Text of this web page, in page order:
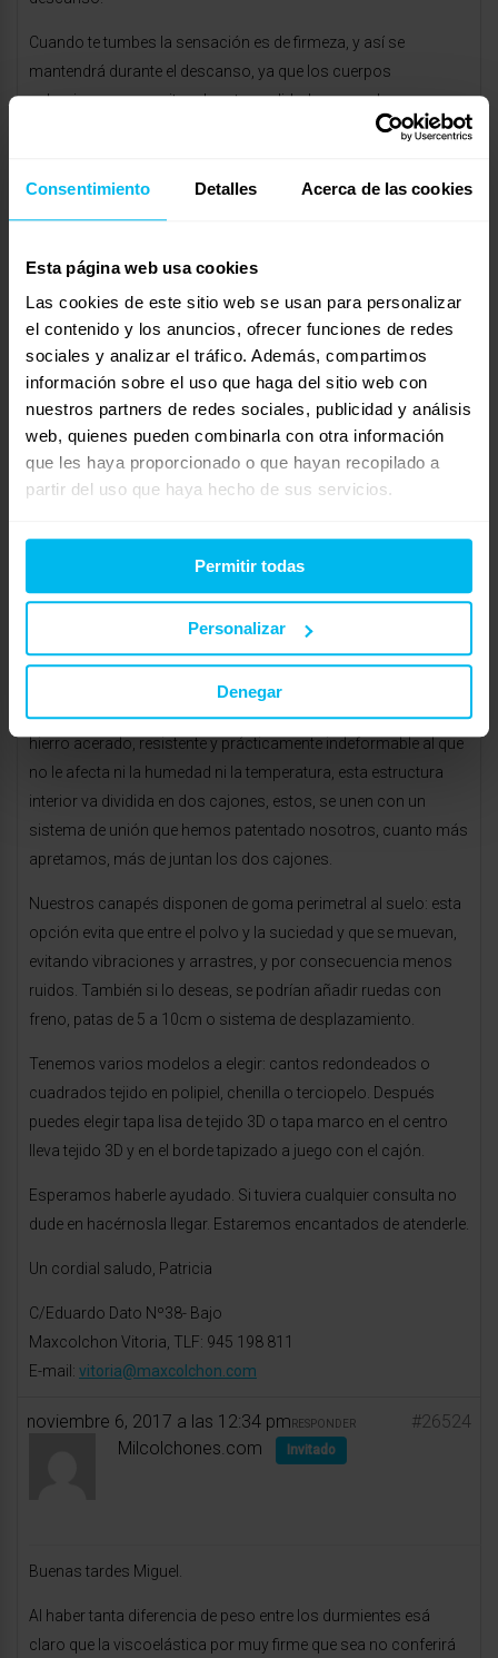
Consentimiento Detalles Acerca de las cookies
Esta página web usa cookies
Las cookies de este sitio web se usan para personalizar
el contenido y los anuncios, ofrecer funciones de redes
sociales y analizar el tráfico. Además, compartimos
información sobre el uso que haga del sitio web con
nuestros partners de redes sociales, publicidad y análisis
web, quienes pueden combinarla con otra información
que les haya proporcionado o que hayan recopilado a
partir del uso que haya hecho de sus servicios.
Permitir todas
Personalizar
Denegar
Cuando te tumbes la sensación es de firmeza, y así se
mantendrá durante el descanso, ya que los cuerpos
voluminosos necesitan de esta cualidad para un descanso
saludable. Su viscoelástica superior hará que el cuerpo quede
Ofrece un descanso firme, con ausencia de presiones, y con
independencia de lechos.
Las sensaciones del descanso en un colchón Sensity de
El colchón Sensity es apto para cualquier peso por la
distribución de peso que hacen sus capas internas. Distribuye
de manera excelente personas con 50 kg de peso como
personas de hasta 220 kg de peso.
https://www.maxcolchon.com/colchon-sensity-hasta-220-kg-
Respecto a los canapés, te recomiendo conozcas nuestros
canapés tapizados, trabajados con la mejor calidad en los
https://www.maxcolchon.com/canapes-abatibles-c-30.html
La estructura interior del cajón está compuesta de un tubo de
hierro acerado, resistente y prácticamente indeformable al que
no le afecta ni la humedad ni la temperatura, esta estructura
interior va dividida en dos cajones, estos, se unen con un
sistema de unión que hemos patentado nosotros, cuanto más
apretamos, más de juntan los dos cajones.
Nuestros canapés disponen de goma perimetral al suelo: esta
opción evita que entre el polvo y la suciedad y que se muevan,
evitando vibraciones y arrastres, y por consecuencia menos
ruidos. También si lo deseas, se podrían añadir ruedas con
freno, patas de 5 a 10cm o sistema de desplazamiento.
Tenemos varios modelos a elegir: cantos redondeados o
cuadrados tejido en polipiel, chenilla o terciopelo. Después
puedes elegir tapa lisa de tejido 3D o tapa marco en el centro
lleva tejido 3D y en el borde tapizado a juego con el cajón.
Esperamos haberle ayudado. Si tuviera cualquier consulta no
dude en hacérnosla llegar. Estaremos encantados de atenderle.
Un cordial saludo, Patricia
C/Eduardo Dato Nº38- Bajo
Maxcolchon Vitoria, TLF: 945 198 811
E-mail: vitoria@maxcolchon.com
noviembre 6, 2017 a las 12:34 pm #26524
RESPONDER
Milcolchones.com Invitado
Buenas tardes Miguel.
Al haber tanta diferencia de peso entre los durmientes esá
claro que la viscoelástica por muy firme que sea no conferirá